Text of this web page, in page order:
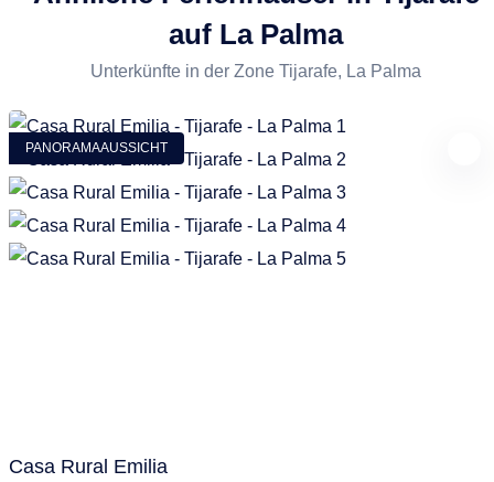
auf La Palma
Unterkünfte in der Zone Tijarafe, La Palma
PANORAMAAUSSICHT
Casa Rural Emilia